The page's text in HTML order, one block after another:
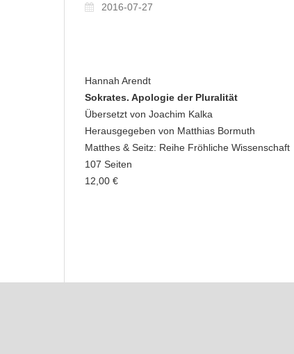
2016-07-27
Hannah Arendt
Sokrates. Apologie der Pluralität
Übersetzt von Joachim Kalka
Herausgegeben von Matthias Bormuth
Matthes & Seitz: Reihe Fröhliche Wissenschaft
107 Seiten
12,00 €